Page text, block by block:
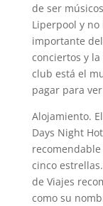
de ser
Liperpool y
importante
conciertos y
club está el
pagar para
Alojamiento.
Days Night
cinco
de Viajes
como su